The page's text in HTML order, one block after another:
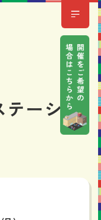
テーショ